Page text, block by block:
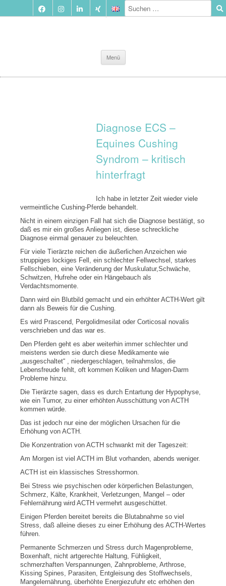
Menü
Inhalt
springen
Diagnose ECS –
Equines Cushing
Syndrom – kritisch
hinterfragt
Ich habe in letzter Zeit wieder viele
vermeintliche Cushing-Pferde behandelt.
Nicht in einem einzigen Fall hat sich die Diagnose bestätigt, so
daß es mir ein großes Anliegen ist, diese schreckliche
Diagnose einmal genauer zu beleuchten.
Für viele Tierärzte reichen die äußerlichen Anzeichen wie
struppiges lockiges Fell, ein schlechter Fellwechsel, starkes
Fellschieben, eine Veränderung der Muskulatur,Schwäche,
Schwitzen, Hufrehe oder ein Hängebauch als
Verdachtsmomente.
Dann wird ein Blutbild gemacht und ein erhöhter ACTH-Wert gilt
dann als Beweis für die Cushing.
Es wird Prascend, Pergolidmesilat oder Corticosal novalis
verschrieben und das war es.
Den Pferden geht es aber weiterhin immer schlechter und
meistens werden sie durch diese Medikamente wie
„ausgeschaltet“ , niedergeschlagen, teilnahmslos, die
Lebensfreude fehlt, oft kommen Koliken und Magen-Darm
Probleme hinzu.
Die Tierärzte sagen, dass es durch Entartung der Hypophyse,
wie ein Tumor, zu einer erhöhten Ausschüttung von ACTH
kommen würde.
Das ist jedoch nur eine der möglichen Ursachen für die
Erhöhung von ACTH.
Die Konzentration von ACTH schwankt mit der Tageszeit:
Am Morgen ist viel ACTH im Blut vorhanden, abends weniger.
ACTH ist ein klassisches Stresshormon.
Bei Stress wie psychischen oder körperlichen Belastungen,
Schmerz, Kälte, Krankheit, Verletzungen, Mangel – oder
Fehlernährung wird ACTH vermehrt ausgeschüttet.
Einigen Pferden bereitet bereits die Blutabnahme so viel
Stress, daß alleine dieses zu einer Erhöhung des ACTH-Wertes
führen.
Permanente Schmerzen und Stress durch Magenprobleme,
Boxenhaft, nicht artgerechte Haltung, Fühligkeit,
schmerzhaften Verspannungen, Zahnprobleme, Arthrose,
Kissing Spines, Parasiten, Entgleisung des Stoffwechsels,
Mangelernährung, überhöhte Energiezufuhr etc erhöhen den